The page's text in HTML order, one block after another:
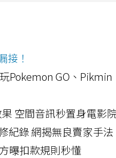
接！
Pokemon GO、Pikmin
果 空間音訊秒置身電影
紀錄 網揭無良賣家手法
曝扣款規則秒懂